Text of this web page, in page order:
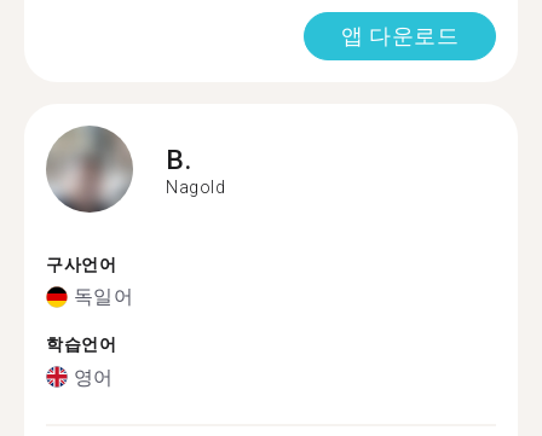
앱 다운로드
B.
Nagold
구사언어
독일어
학습언어
영어